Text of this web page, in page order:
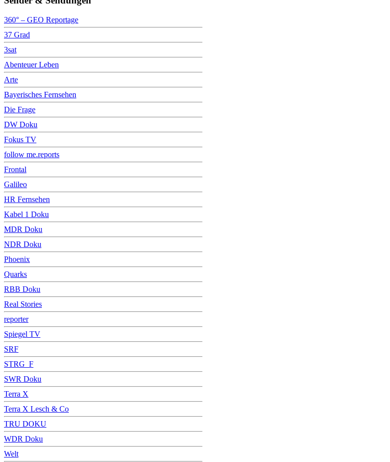
360° – GEO Reportage
37 Grad
3sat
Abenteuer Leben
Arte
Bayerisches Fernsehen
Die Frage
DW Doku
Fokus TV
follow me.reports
Frontal
Galileo
HR Fernsehen
Kabel 1 Doku
MDR Doku
NDR Doku
Phoenix
Quarks
RBB Doku
Real Stories
reporter
Spiegel TV
SRF
STRG_F
SWR Doku
Terra X
Terra X Lesch & Co
TRU DOKU
WDR Doku
Welt